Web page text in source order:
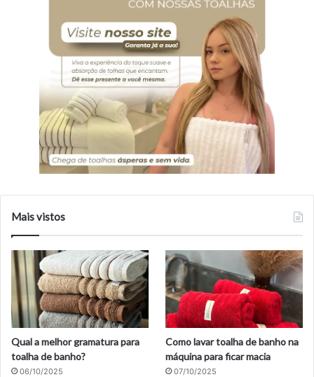
Mais vistos
Qual a melhor gramatura para
toalha de banho?
06/10/2025
Como lavar toalha de banho na
máquina para ficar macia
07/10/2025